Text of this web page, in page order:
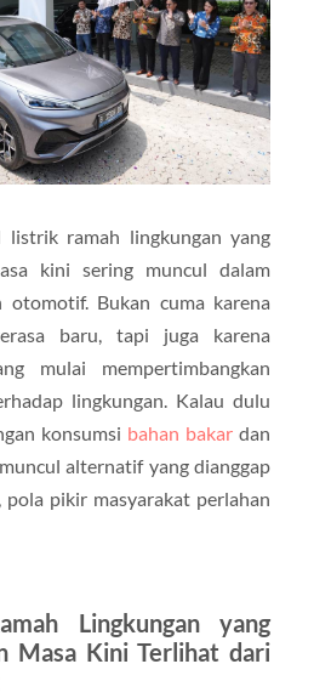
listrik ramah lingkungan yang
kini sering muncul dalam
otomotif. Bukan cuma karena
baru, tapi juga karena
mulai mempertimbangkan
lingkungan. Kalau dulu
konsumsi bahan bakar dan
alternatif yang dianggap
pikir masyarakat perlahan
Lingkungan yang
Masa Kini Terlihat dari